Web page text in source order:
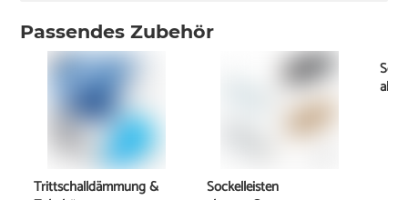
Passendes Zubehör
Trittschalldämmung &
Sockelleisten
ab